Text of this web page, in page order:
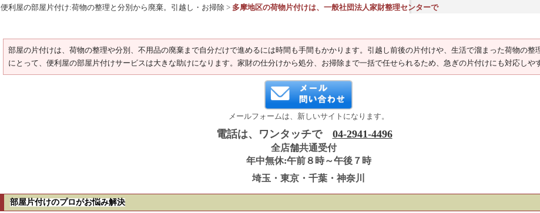
便利屋の部屋片付け:荷物の整理と分別から廃棄。引越し・お掃除 > 多摩地区の荷物片付けは、一般社団法人家財整理センターで
部屋の片付けは、荷物の整理や分別、不用品の廃棄まで自分だけで進めるには時間も手間もかかります。引越し前後の片付けや、生活で溜まった荷物の整
にとって、便利屋の部屋片付けサービスは大きな助けになります。家財の仕分けから処分、お掃除まで一括で任せられるため、急ぎの片付けにも対応しや
メールフォームは、新しいサイトになります。
電話は、ワンタッチで 04-2941-4496
全店舗共通受付
年中無休:午前８時～午後７時
埼玉・東京・千葉・神奈川
部屋片付けのプロがお悩み解決